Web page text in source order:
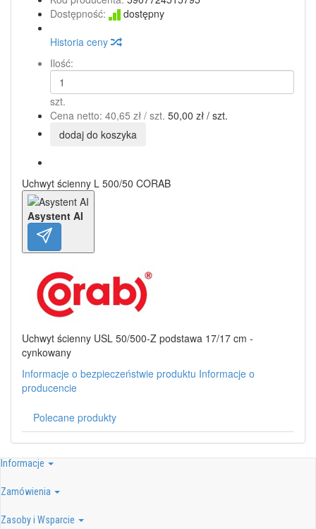
Dostępność:
dostępny
Historia ceny
Ilość:
szt.
Cena netto: 40,65 zł / szt. 50,00 zł / szt.
dodaj do koszyka
Uchwyt ścienny L 500/50 CORAB
Asystent AI
Uchwyt ścienny USL 50/500-Z podstawa 17/17 cm -
cynkowany
Informacje o bezpieczeństwie produktu Informacje o
producencie
Polecane produkty
Informacje
Zamówienia
Zasoby i Wsparcie